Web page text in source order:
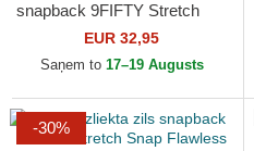
snapback 9FIFTY Stretch
Snap no New York Yankees
MLB no New Era
EUR 32,95
Saņem to 17–19 Augusts
-30%